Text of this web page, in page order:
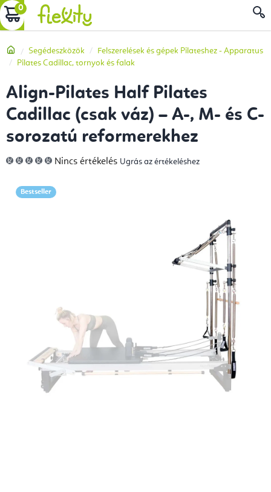
Ugrás
a
tartalomhoz
KOSÁR
Kezdőlap
Segédeszközök
Felszerelések és gépek Pilateshez - Apparatus
Pilates Cadillac, tornyok és falak
Align-Pilates Half Pilates
Cadillac (csak váz) – A-, M- és C-
sorozatú reformerekhez
A
termék
5-
ből
Nincs értékelés Ugrás az értékeléshez
Bestseller